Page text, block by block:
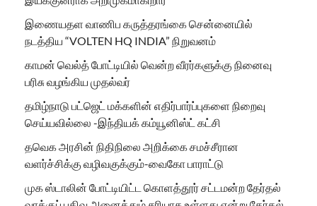
இணையதள வாணிப கருத்தரங்கை சென்னையில்
நடத்திய “VOLTEN HQ INDIA” நிறுவனம்
காமன் வெல்த் போட்டியில் வென்ற வீரர்களுக்கு நினைவு
பரிசு வழங்கிய முதல்வர்
தமிழ்நாடு பட்ஜெட் மக்களின் எதிர்பார்ப்புகளை நிறைவு
செய்யவில்லை -இந்தியக் கம்யூனிஸ்ட் கட்சி
தவெக அரசின் நிதிநிலை அறிக்கை சமச்சீரான
வளர்ச்சிக்கு வழிவகுக்கும்-வைகோ பாராட்டு
முக ஸ்டாலின் போட்டியிட்ட கொளத்தூர் சட்டமன்ற தேர்தல்